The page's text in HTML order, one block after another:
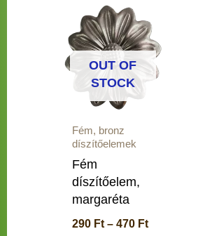
OUT OF
STOCK
Fém, bronz
díszítőelemek
Fém
díszítőelem,
margaréta
290 Ft – 470 Ft
290 Ft
-
470 Ft
Ennek
terméknek
több
variációja
változatok
a
termékoldalon
választhatók
ki